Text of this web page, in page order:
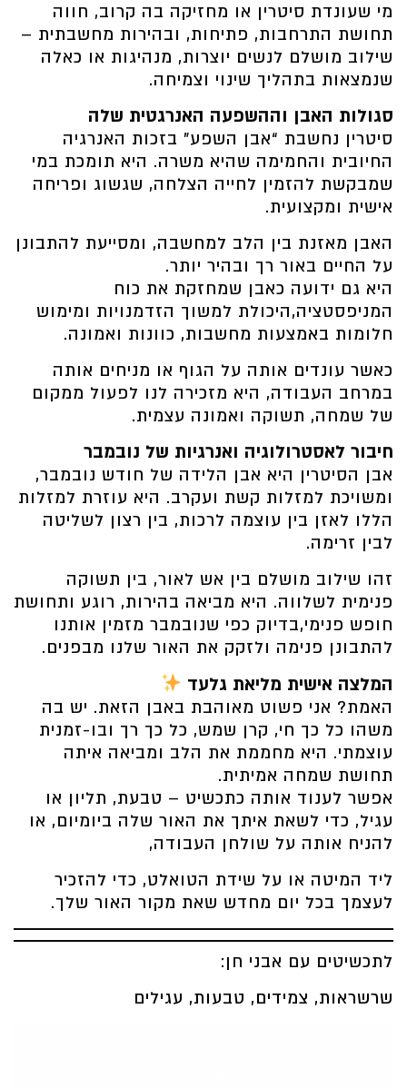
מי שעונדת סיטרין או מחזיקה בה קרוב, חווה
תחושת התרחבות, פתיחות, ובהירות מחשבתית –
שילוב מושלם לנשים יוצרות, מנהיגות או כאלה
שנמצאות בתהליך שינוי וצמיחה.
סגולות האבן וההשפעה האנרגטית שלה
סיטרין נחשבת “אבן השפע” בזכות האנרגיה
החיובית והחמימה שהיא משרה. היא תומכת במי
שמבקשת להזמין לחייה הצלחה, שגשוג ופריחה
אישית ומקצועית.
האבן מאזנת בין הלב למחשבה, ומסייעת להתבונן
על החיים באור רך ובהיר יותר.
היא גם ידועה כאבן שמחזקת את כוח
המניפסטציה,היכולת למשוך הזדמנויות ומימוש
חלומות באמצעות מחשבות, כוונות ואמונה.
כאשר עונדים אותה על הגוף או מניחים אותה
במרחב העבודה, היא מזכירה לנו לפעול ממקום
של שמחה, תשוקה ואמונה עצמית.
חיבור לאסטרולוגיה ואנרגיות של נובמבר
אבן הסיטרין היא אבן הלידה של חודש נובמבר,
ומשויכת למזלות קשת ועקרב. היא עוזרת למזלות
הללו לאזן בין עוצמה לרכות, בין רצון לשליטה
לבין זרימה.
זהו שילוב מושלם בין אש לאור, בין תשוקה
פנימית לשלווה. היא מביאה בהירות, רוגע ותחושת
חופש פנימי,בדיוק כפי שנובמבר מזמין אותנו
להתבונן פנימה ולזקק את האור שלנו מבפנים.
המלצה אישית מליאת גלעד
האמת? אני פשוט מאוהבת באבן הזאת. יש בה
משהו כל כך חי, קרן שמש, כל כך רך ובו-זמנית
עוצמתי. היא מחממת את הלב ומביאה איתה
תחושת שמחה אמיתית.
אפשר לענוד אותה כתכשיט – טבעת, תליון או
עגיל, כדי לשאת איתך את האור שלה ביומיום, או
להניח אותה על שולחן העבודה,
ליד המיטה או על שידת הטואלט, כדי להזכיר
לעצמך בכל יום מחדש שאת מקור האור שלך.
לתכשיטים עם אבני חן:
שרשראות, צמידים, טבעות, עגילים